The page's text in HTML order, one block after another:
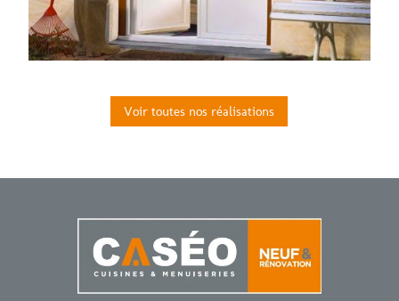
Voir toutes nos réalisations